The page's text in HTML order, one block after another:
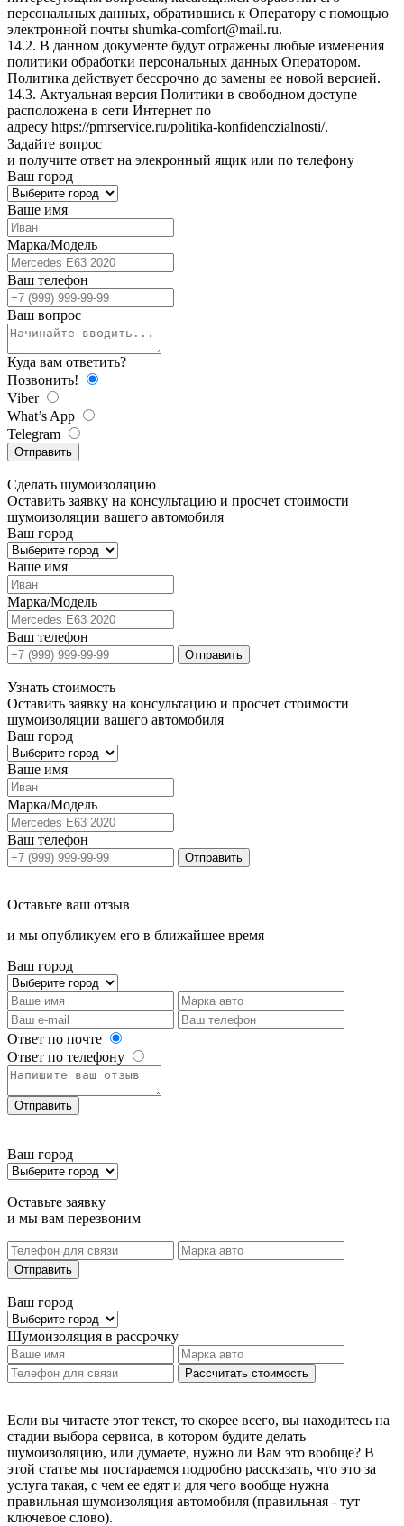
персональных данных, обратившись к Оператору с помощью
электронной почты shumka-comfort@mail.ru.
14.2. В данном документе будут отражены любые изменения
политики обработки персональных данных Оператором.
Политика действует бессрочно до замены ее новой версией.
14.3. Актуальная версия Политики в свободном доступе
расположена в сети Интернет по
адресу https://pmrservice.ru/politika-konfidenczialnosti/.
Задайте вопрос
и получите ответ на элекронный ящик или по телефону
Ваш город
Ваше имя
Марка/Модель
Ваш телефон
Ваш вопрос
Куда вам ответить?
Позвонить!
Viber
What’s App
Telegram
Отправить
Сделать шумоизоляцию
Оставить заявку на консультацию и просчет стоимости
шумоизоляции вашего автомобиля
Ваш город
Ваше имя
Марка/Модель
Ваш телефон
Отправить
Узнать стоимость
Оставить заявку на консультацию и просчет стоимости
шумоизоляции вашего автомобиля
Ваш город
Ваше имя
Марка/Модель
Ваш телефон
Отправить
Оставьте ваш отзыв
и мы опубликуем его в ближайшее время
Ваш город
Ответ по почте
Ответ по телефону
Отправить
Ваш город
Оставьте заявку
и мы вам перезвоним
Отправить
Ваш город
Шумоизоляция в рассрочку
Рассчитать стоимость
Если вы читаете этот текст, то скорее всего, вы находитесь на
стадии выбора сервиса, в котором будите делать
шумоизоляцию, или думаете, нужно ли Вам это вообще? В
этой статье мы постараемся подробно рассказать, что это за
услуга такая, с чем ее едят и для чего вообще нужна
правильная шумоизоляция автомобиля (правильная - тут
ключевое слово).